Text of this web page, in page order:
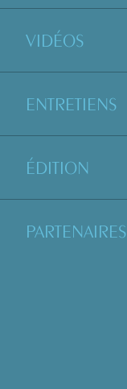
VIDÉOS
ENTRETIENS
ÉDITION
PARTENAIRES